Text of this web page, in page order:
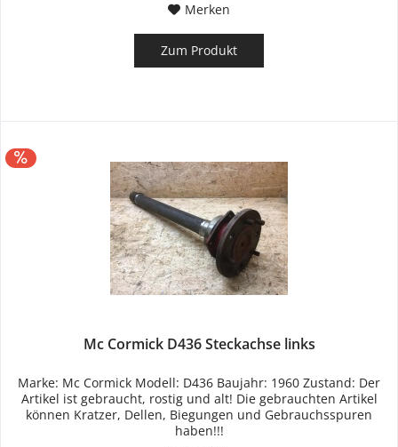
Merken
Zum Produkt
Mc Cormick D436 Steckachse links
Marke: Mc Cormick Modell: D436 Baujahr: 1960 Zustand: Der
Artikel ist gebraucht, rostig und alt! Die gebrauchten Artikel
können Kratzer, Dellen, Biegungen und Gebrauchsspuren
haben!!!